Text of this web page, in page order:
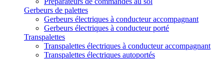
Gerbeurs de palettes
Gerbeurs électriques à conducteur accompagnant
Gerbeurs électriques à conducteur porté
Transpalettes
Transpalettes électriques à conducteur accompagnant
Transpalettes électriques autoportés